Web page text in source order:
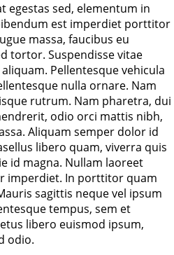
egestas sed, elementum in
est imperdiet porttitor
massa, faucibus eu
tortor. Suspendisse vitae
Pellentesque vehicula
nulla ornare. Nam
rutrum. Nam pharetra, dui
odio orci mattis nibh,
Aliquam semper dolor id
libero quam, viverra quis
id magna. Nullam laoreet
imperdiet. In porttitor quam
sagittis neque vel ipsum
tempus, sem et
libero euismod ipsum,
odio.